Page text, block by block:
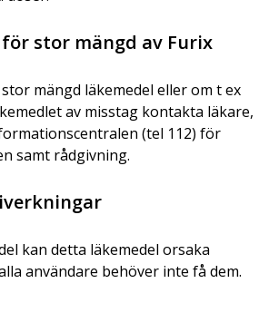
stor mängd av Furix
mängd läkemedel eller om t ex
av misstag kontakta läkare,
(tel 112) för
samt rådgivning.
kan detta läkemedel orsaka
användare behöver inte få dem.